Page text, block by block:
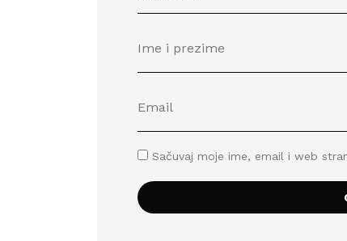
Sačuvaj moje ime, email i web